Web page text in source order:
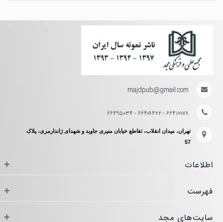
majdpub@gmail.com
۶۶۴۱۲۰۷۸ - ۶۶۴۰۹۴۲۲ - ۶۶۴۹۵۰۳۴
تهران، میدان انقلاب، تقاطع خیابان منیری جاوید و شهدای ژاندارمری، پلاک
57
اطلاعات +
فهرست +
سایت‌های مجد +